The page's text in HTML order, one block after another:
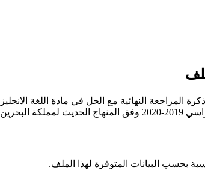
المراجعة النهائية مع الحل في مادة اللغة
بالنجاح والتفوق.
بحسب البيانات المتوفرة لهذا الملف.